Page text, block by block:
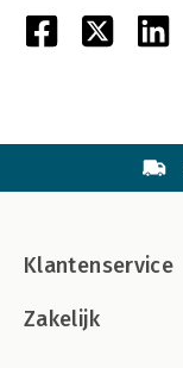
Klantenservice
Zakelijk